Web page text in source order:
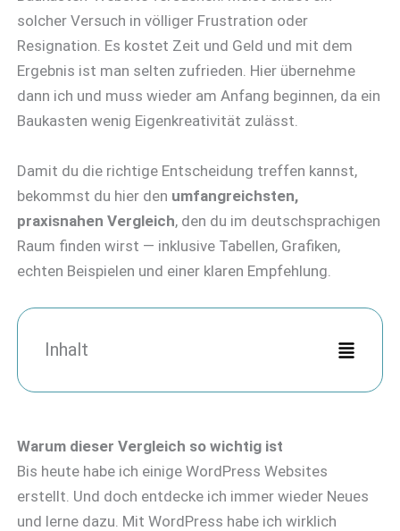
solcher Versuch in völliger Frustration oder
Resignation. Es kostet Zeit und Geld und mit dem
Ergebnis ist man selten zufrieden. Hier übernehme
dann ich und muss wieder am Anfang beginnen, da ein
Baukasten wenig Eigenkreativität zulässt.
Damit du die richtige Entscheidung treffen kannst,
bekommst du hier den umfangreichsten,
praxisnahen Vergleich, den du im deutschsprachigen
Raum finden wirst — inklusive Tabellen, Grafiken,
echten Beispielen und einer klaren Empfehlung.
Inhalt
Warum dieser Vergleich so wichtig ist
Bis heute habe ich einige WordPress Websites
erstellt. Und doch entdecke ich immer wieder Neues
und lerne dazu. Mit WordPress habe ich wirklich